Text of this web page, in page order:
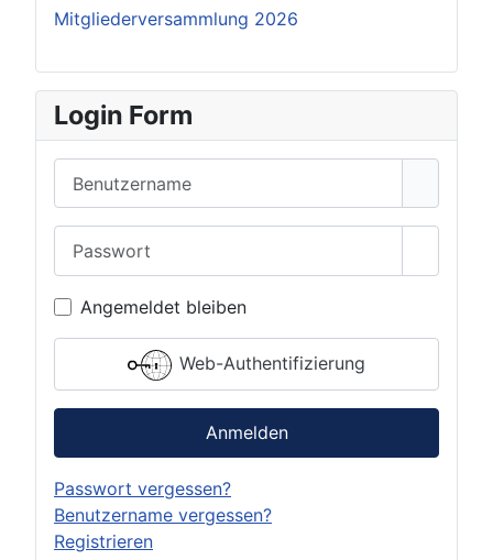
Login Form
Angemeldet bleiben
Web-Authentifizierung
Anmelden
Passwort vergessen?
Benutzername vergessen?
Registrieren
Mitgliederversammlung 2026